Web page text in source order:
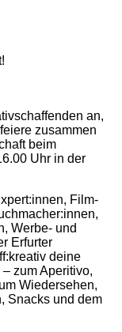
an,
zusammen
beim
Uhr in der
Film-
Werbe- und
Erfurter
deine
zum Aperitivo,
Wiedersehen,
Snacks und dem